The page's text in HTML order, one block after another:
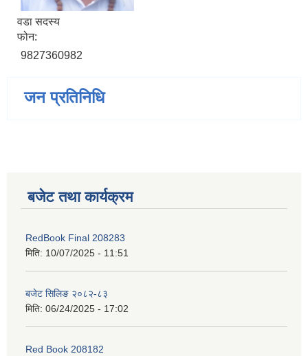
वडा सदस्य
फोन:
9827360982
जन प्रतिनिधि
बजेट तथा कार्यक्रम
RedBook Final 208283
मिति: 10/07/2025 - 11:51
बजेट सिलिङ २०८२-८३
मिति: 06/24/2025 - 17:02
Red Book 208182